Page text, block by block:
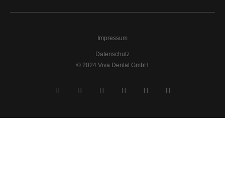
Impressum
Datenschutz
© 2024 Viva Dental GmbH